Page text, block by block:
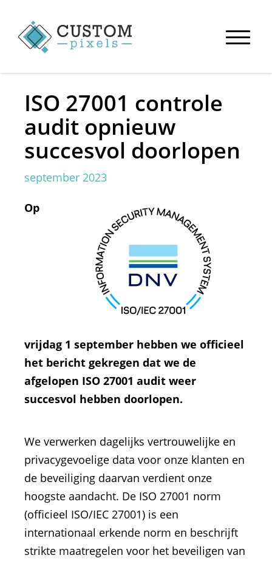
Toggle
ISO 27001 controle
audit opnieuw
succesvol doorlopen
september 2023
Op
vrijdag 1 september hebben we officieel
het bericht gekregen dat we de
afgelopen ISO 27001 audit weer
succesvol hebben doorlopen.
We verwerken dagelijks vertrouwelijke en
privacygevoelige data voor onze klanten en
de beveiliging daarvan verdient onze
hoogste aandacht. De ISO 27001 norm
(officieel ISO/IEC 27001) is een
internationaal erkende norm en beschrijft
strikte maatregelen voor het beveiligen van